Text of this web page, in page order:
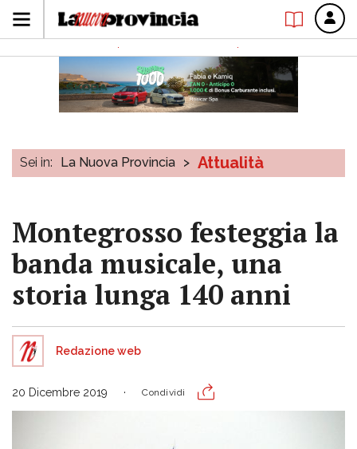
Sei in: La Nuova Provincia > Attualità
Montegrosso festeggia la
banda musicale, una
storia lunga 140 anni
Redazione web
20 Dicembre 2019 Condividi